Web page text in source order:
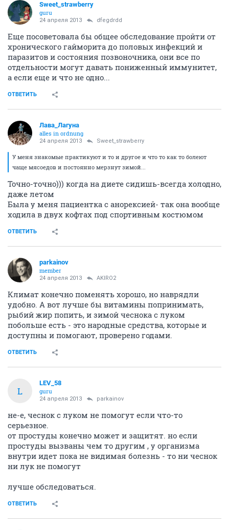
Sweet_strawberry
guru
24 апреля 2013 dfegdrdd
Еще посоветовала бы общее обследование пройти от
хронического гайморита до половых инфекций и
паразитов и состояния позвоночника, они все по
отдельности могут давать пониженный иммунитет,
а если еще и что не одно...
ОТВЕТИТЬ
Лава_Лагуна
alles in ordnung
24 апреля 2013 Sweet_strawberry
У меня знакомые практикуют и то и другое и что то как то болеют
чаще мясоедов и постоянно мерзнут зимой...
Точно-точно))) когда на диете сидишь-всегда холодно,
даже летом
Была у меня пациентка с анорексией- так она вообще
ходила в двух кофтах под спортивным костюмом
ОТВЕТИТЬ
parkainov
member
24 апреля 2013 AKIRO2
Климат конечно поменять хорошо, но наврядли
удобно. А вот лучше бы витамины попринимать,
рыбий жир попить, и зимой чеснока с луком
побольше есть - это народные средства, которые и
доступны и помогают, проверено годами.
ОТВЕТИТЬ
L
LEV_58
guru
24 апреля 2013 parkainov
не-е, чеснок с луком не помогут если что-то
серьезное.
от простуды конечно может и защитят. но если
простуды вызваны чем то другим , у организма
внутри идет пока не видимая болезнь - то ни чеснок
ни лук не помогут
лучше обследоваться.
ОТВЕТИТЬ